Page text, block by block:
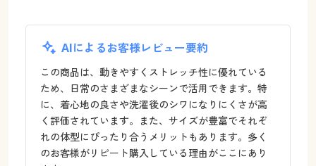
AIによるお客様レビュー要約
この商品は、動きやすくストレッチ性に優れている
ため、日常のさまざまなシーンで活用できます。特
に、着心地の良さや洗濯後のシワになりにくさが高
く評価されています。また、サイズが豊富でそれぞ
れの体型にぴったり合うメリットもあります。多く
のお客様がリピート購入している理由がここにあり